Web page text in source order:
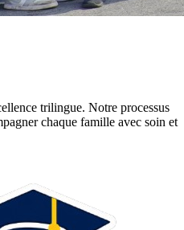
trilingue. Notre processus
chaque famille avec soin et